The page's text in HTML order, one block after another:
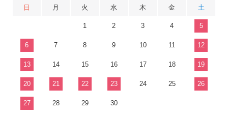
日 月 火 水 木 金 土
1 2 3 4 5
6 7 8 9 10 11 12
13 14 15 16 17 18 19
20 21 22 23 24 25 26
27 28 29 30